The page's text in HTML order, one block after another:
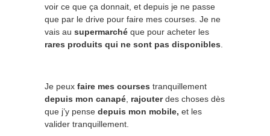
voir ce que ça donnait, et depuis je ne passe
que par le drive pour faire mes courses. Je ne
vais au supermarché que pour acheter les
rares produits qui ne sont pas disponibles
Je peux faire mes courses tranquillement
depuis mon canapé rajouterdes choses dès
que j’y pense depuis mon mobile, et les
valider tranquillement.